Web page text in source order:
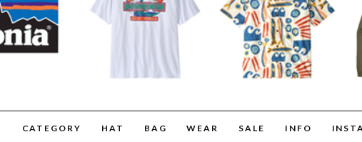
CATEGORY HAT BAG WEAR SALE INFO